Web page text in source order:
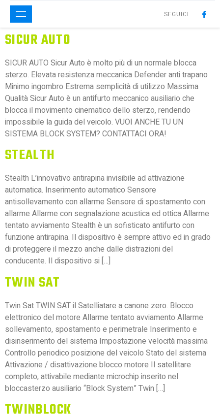
SEGUICI
SICUR AUTO
SICUR AUTO Sicur Auto è molto più di un normale blocca
sterzo. Elevata resistenza meccanica Defender anti trapano
Minimo ingombro Estrema semplicità di utilizzo Massima
Qualità Sicur Auto è un antifurto meccanico ausiliario che
blocca il movimento cinematico dello sterzo, rendendo
impossibile la guida del veicolo. VUOI ANCHE TU UN
SISTEMA BLOCK SYSTEM? CONTATTACI ORA!
STEALTH
Stealth L’innovativo antirapina invisibile ad attivazione
automatica. Inserimento automatico Sensore
antisollevamento con allarme Sensore di spostamento con
allarme Allarme con segnalazione acustica ed ottica Allarme
tentato avviamento Stealth è un sofisticato antifurto con
funzione antirapina. Il dispositivo è sempre attivo ed in grado
di proteggere il mezzo anche dalle distrazioni del
conducente. Il dispositivo si […]
TWIN SAT
Twin Sat TWIN SAT il Satelliatare a canone zero. Blocco
elettronico del motore Allarme tentato avviamento Allarme
sollevamento, spostamento e perimetrale Inserimento e
disinserimento del sistema Impostazione velocità massima
Controllo periodico posizione del veicolo Stato del sistema
Attivazione / disattivazione blocco motore Il satellitare
completo, attivabile mediante microchip inserito nel
bloccasterzo ausiliario “Block System” Twin […]
TWINBLOCK